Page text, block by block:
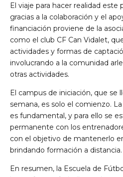
El viaje para hacer realidad este
gracias a la colaboración y el
financiación proviene de la
como el club CF Can Vidalet,
actividades y formas de
involucrando a la comunidad
otras actividades.
El campus de iniciación, que se
semana, es solo el comienzo.
es fundamental, y para ello se
permanente con los
con el objetivo de mantenerlo
brindando formación a distancia.
En resumen, la Escuela de